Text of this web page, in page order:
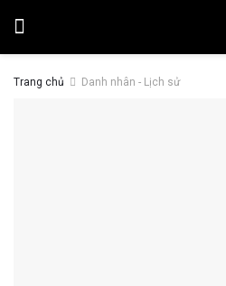
Trang chủ Danh nhân - Lịch sử